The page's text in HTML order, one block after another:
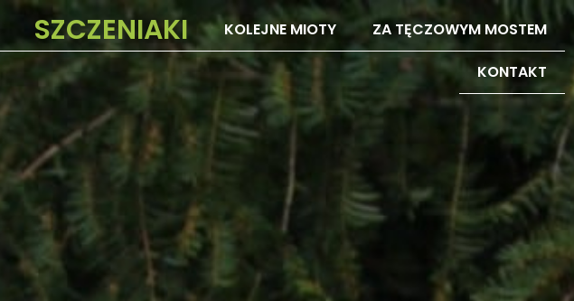
SZCZENIAKI KOLEJNE MIOTY ZA TĘCZOWYM MOSTEM
KONTAKT